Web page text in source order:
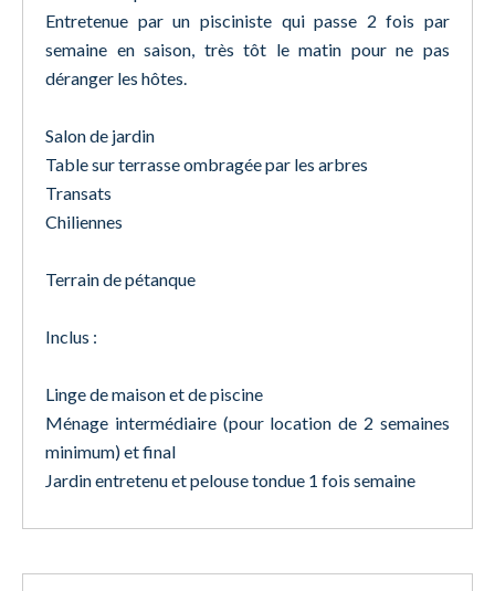
Entretenue par un pisciniste qui passe 2 fois par
semaine en saison, très tôt le matin pour ne pas
déranger les hôtes.
Salon de jardin
Table sur terrasse ombragée par les arbres
Transats
Chiliennes
Terrain de pétanque
Inclus :
Linge de maison et de piscine
Ménage intermédiaire (pour location de 2 semaines
minimum) et final
Jardin entretenu et pelouse tondue 1 fois semaine